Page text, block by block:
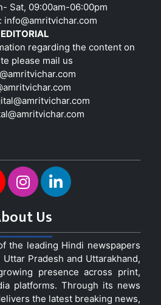
Sat, 09:00am-06:00pm
info@amritvichar.com
EDITORIAL
regarding the content on
please mail us
Us
the leading Hindi newspapers
Pradesh and Uttarakhand,
presence across print,
platforms. Through its news
the latest breaking news,